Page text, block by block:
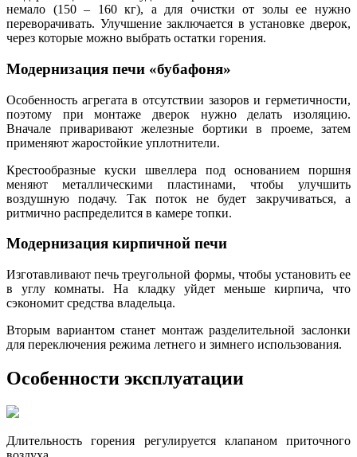
немало (150 – 160 кг), а для очистки от золы ее нужно
переворачивать. Улучшение заключается в установке дверок,
через которые можно выбрать остатки горения.
Модернизация печи «бубафоня»
Особенность агрегата в отсутствии зазоров и герметичности,
поэтому при монтаже дверок нужно делать изоляцию.
Вначале приваривают железные бортики в проеме, затем
применяют жаростойкие уплотнители.
Крестообразные куски швеллера под основанием поршня
меняют металлическими пластинами, чтобы улучшить
воздушную подачу. Так поток не будет закручиваться, а
ритмично распределится в камере топки.
Модернизация кирпичной печи
Изготавливают печь треугольной формы, чтобы установить ее
в углу комнаты. На кладку уйдет меньше кирпича, что
сэкономит средства владельца.
Вторым вариантом станет монтаж разделительной заслонки
для переключения режима летнего и зимнего использования.
Особенности эксплуатации
Длительность горения регулируется клапаном приточного